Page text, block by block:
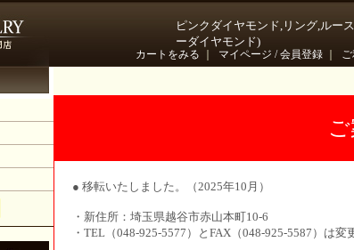
ピンクダイヤモンド,リング,ルー
ーダイヤモンド)
カートをみる マイページ / 会員登録｜
● 移転いたしました。（2025年10月）
・新住所：埼玉県越谷市赤山本町10-6
・TEL（048-925-5577）とFAX（048-925-5587）は変